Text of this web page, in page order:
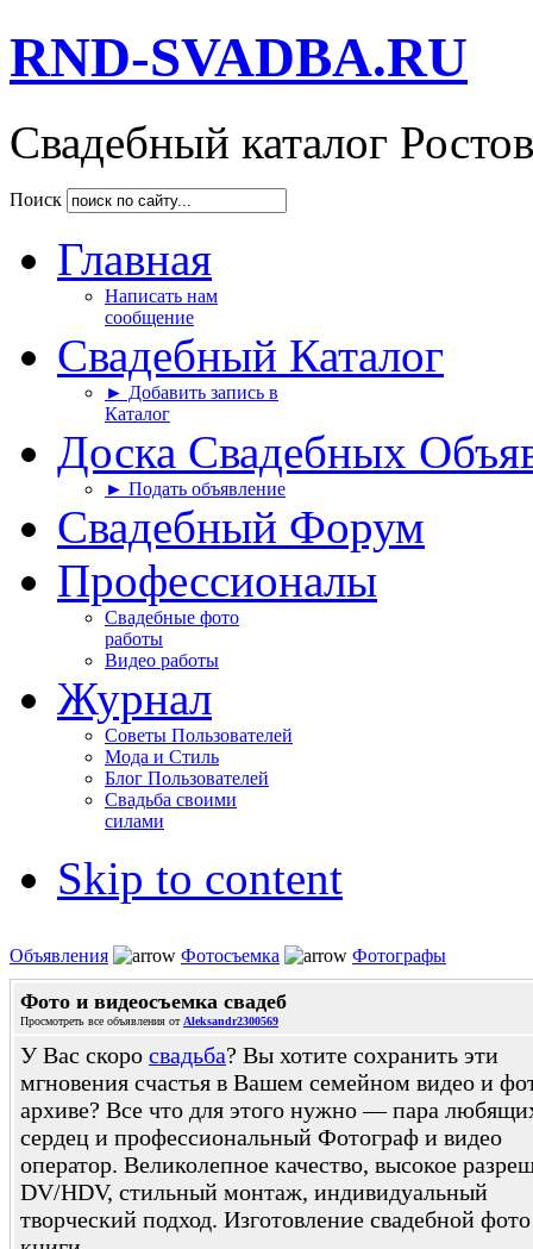
RND-SVADBA.RU
Свадебный каталог
Поиск
Главная
Написать нам
сообщение
Свадебный Каталог
► Добавить запись в
Каталог
Доска Свадебных
► Подать объявление
Свадебный Форум
Профессионалы
Свадебные фото
работы
Видео работы
Журнал
Советы Пользователей
Мода и Стиль
Блог Пользователей
Свадьба своими
силами
Skip to content
Объявления Фотосъемка Фотографы
Фото и видеосъемка свадеб
Просмотреть все объявления от Aleksandr2300569
У Вас скоро свадьба? Вы хотите сохранить эти
мгновения счастья в Вашем семейном видео и
архиве? Все что для этого нужно — пара
сердец и профессиональный Фотограф и видео
оператор. Великолепное качество, высокое
DV/HDV, стильный монтаж, индивидуальный
творческий подход. Изготовление свадебной фото